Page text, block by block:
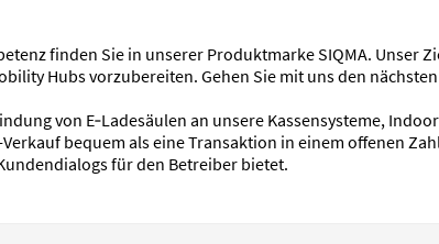
finden Sie in unserer Produktmarke SIQMA. Unser
Hubs vorzubereiten. Gehen Sie mit uns den
von E‑Ladesäulen an unsere Kassensysteme,
bequem als eine Transaktion in einem offenen
für den Betreiber bietet.